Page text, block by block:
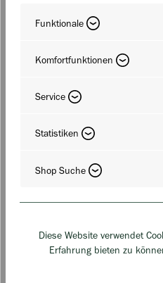
Funktionale
Komfortfunktionen
Service
Statistiken
Shop Suche
Diese Website verwendet
Erfahrung bieten zu